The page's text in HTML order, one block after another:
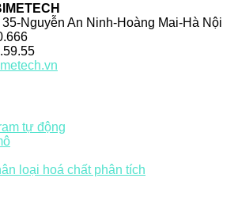
Nguyễn An Ninh-Hoàng Mai-Hà Nội
tự động
loại hoá chất phân tích